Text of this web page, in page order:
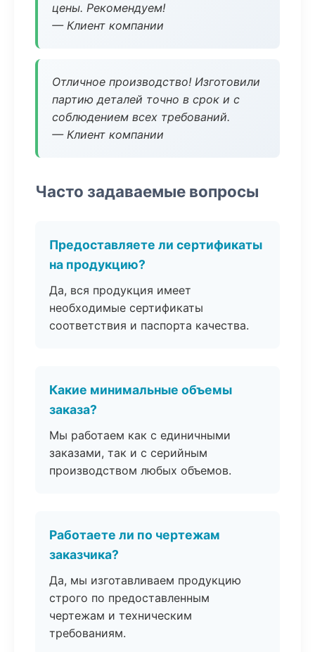
цены. Рекомендуем!
— Клиент компании
Отличное производство! Изготовили
партию деталей точно в срок и с
соблюдением всех требований.
— Клиент компании
Часто задаваемые вопросы
Предоставляете ли сертификаты
на продукцию?
Да, вся продукция имеет
необходимые сертификаты
соответствия и паспорта качества.
Какие минимальные объемы
заказа?
Мы работаем как с единичными
заказами, так и с серийным
производством любых объемов.
Работаете ли по чертежам
заказчика?
Да, мы изготавливаем продукцию
строго по предоставленным
чертежам и техническим
требованиям.